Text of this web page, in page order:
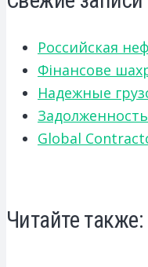
Российская
Фінансове
Надежные
Global
Читайте также: